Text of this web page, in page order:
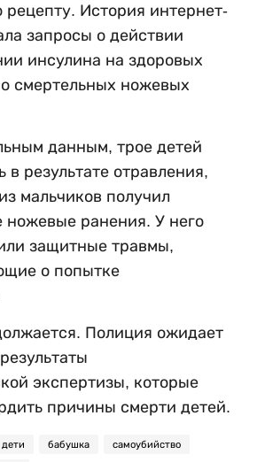
рецепту. История интернет-
запросы о действии
инсулина на здоровых
смертельных ножевых
данным, трое детей
в результате отравления,
мальчиков получил
ножевые ранения. У него
защитные травмы,
о попытке
Полиция ожидает
экспертизы, которые
причины смерти детей.
дети бабушка самоубийство